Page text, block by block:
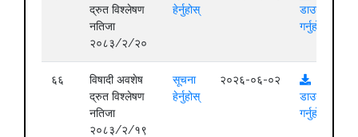
द्रुत विश्लेषण
नतिजा
२०८३/२/२०
हेर्नुहोस्
डाउनलोड
गर्नुहोस्
६६
विषादी अवशेष
द्रुत विश्लेषण
नतिजा
२०८३/२/१९
सूचना
हेर्नुहोस्
२०२६-०६-०२
डाउनलोड
गर्नुहोस्